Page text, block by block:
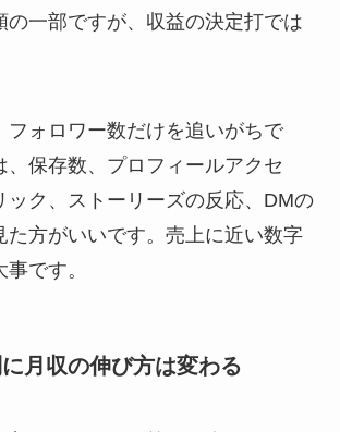
の一部ですが、収益の決定打では
フォロワー数だけを追いがちで
、保存数、プロフィールアクセ
ック、ストーリーズの反応、DMの
た方がいいです。売上に近い数字
です。
月収の伸び方は変わる